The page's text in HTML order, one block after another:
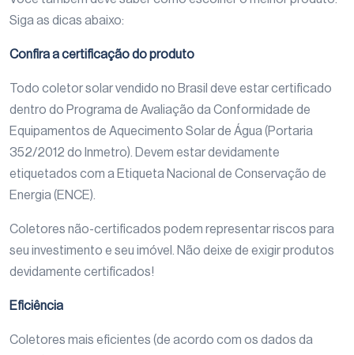
Siga as dicas abaixo:
Confira a certificação do produto
Todo coletor solar vendido no Brasil deve estar certificado
dentro do Programa de Avaliação da Conformidade de
Equipamentos de Aquecimento Solar de Água (Portaria
352/2012 do Inmetro). Devem estar devidamente
etiquetados com a Etiqueta Nacional de Conservação de
Energia (ENCE).
Coletores não-certificados podem representar riscos para
seu investimento e seu imóvel. Não deixe de exigir produtos
devidamente certificados!
Eficiência
Coletores mais eficientes (de acordo com os dados da